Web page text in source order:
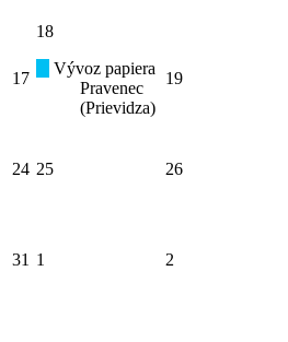
17
18
Vývoz papiera
Pravenec
(Prievidza)
19
24 25 26
31 1 2